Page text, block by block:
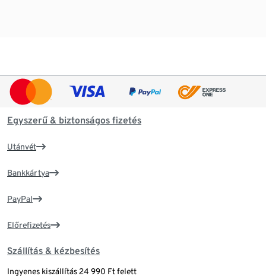
Egyszerű & biztonságos fizetés
Utánvét
Bankkártya
PayPal
Előrefizetés
Szállítás & kézbesítés
Ingyenes kiszállítás 24 990 Ft felett